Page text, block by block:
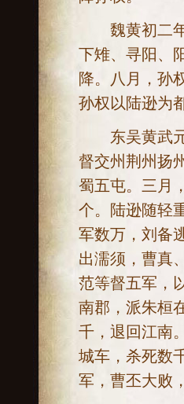
魏黄初二年[
下雉、寻阳、
降。八月，孙
孙权以陆逊为
东吴黄武元
督交州荆州扬
蜀五屯。三月
个。陆逊随轻
军数万，刘备
出濡须，曹真
范等督五军，
南郡，派朱桓
千，退回江南
城车，杀死数
军，曹丕大败